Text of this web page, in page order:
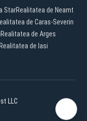
StarRealitatea de Neamt
de Caras-Severin
Realitatea de Arges
Realitatea de Iasi
LLC